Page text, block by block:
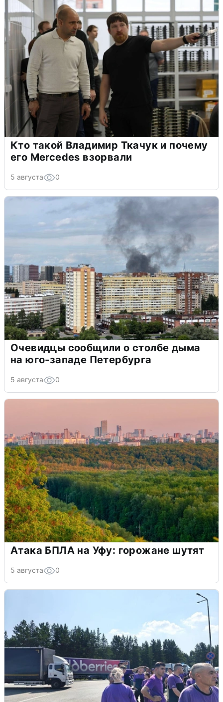
Кто такой Владимир Ткачук и почему
его Mercedes взорвали
5 августа 0
Очевидцы сообщили о столбе дыма
на юго-западе Петербурга
5 августа 0
Атака БПЛА на Уфу: горожане шутят
5 августа 0